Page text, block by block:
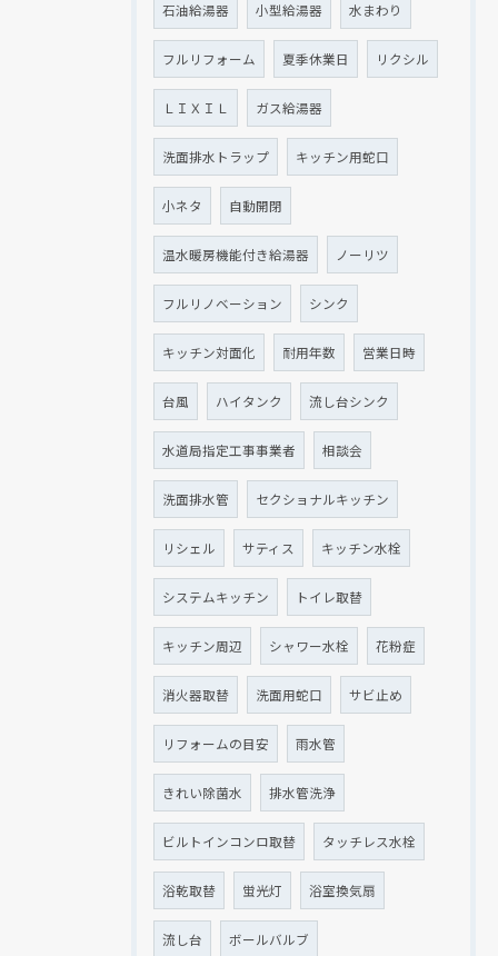
石油給湯器 小型給湯器 水まわり
フルリフォーム 夏季休業日 リクシル
ＬＩＸＩＬ ガス給湯器
洗面排水トラップ キッチン用蛇口
小ネタ 自動開閉
温水暖房機能付き給湯器 ノーリツ
フルリノベーション シンク
キッチン対面化 耐用年数 営業日時
台風 ハイタンク 流し台シンク
水道局指定工事事業者 相談会
洗面排水管 セクショナルキッチン
リシェル サティス キッチン水栓
システムキッチン トイレ取替
キッチン周辺 シャワー水栓 花粉症
消火器取替 洗面用蛇口 サビ止め
リフォームの目安 雨水管
きれい除菌水 排水管洗浄
ビルトインコンロ取替 タッチレス水栓
浴乾取替 蛍光灯 浴室換気扇
流し台 ボールバルブ